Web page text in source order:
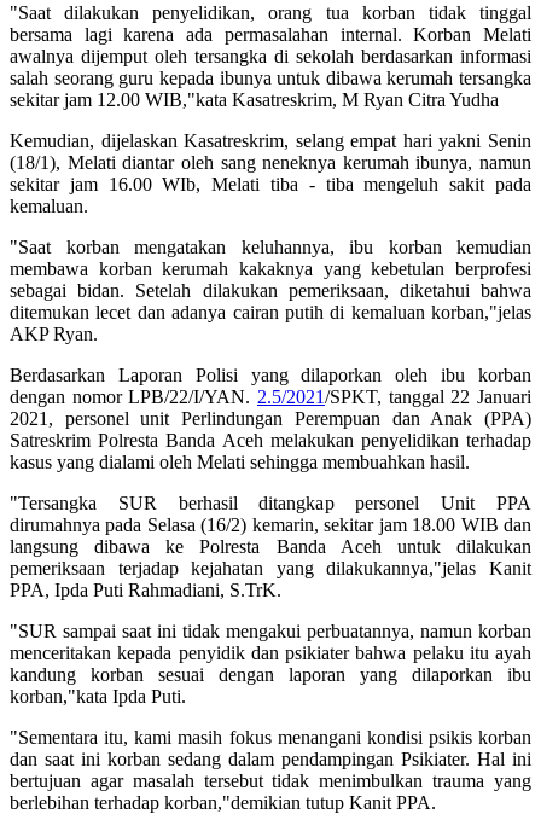
"Saat dilakukan penyelidikan, orang tua korban tidak tinggal
bersama lagi karena ada permasalahan internal. Korban Melati
awalnya dijemput oleh tersangka di sekolah berdasarkan informasi
salah seorang guru kepada ibunya untuk dibawa kerumah tersangka
sekitar jam 12.00 WIB,"kata Kasatreskrim, M Ryan Citra Yudha
Kemudian, dijelaskan Kasatreskrim, selang empat hari yakni Senin
(18/1), Melati diantar oleh sang neneknya kerumah ibunya, namun
sekitar jam 16.00 WIb, Melati tiba - tiba mengeluh sakit pada
kemaluan.
"Saat korban mengatakan keluhannya, ibu korban kemudian
membawa korban kerumah kakaknya yang kebetulan berprofesi
sebagai bidan. Setelah dilakukan pemeriksaan, diketahui bahwa
ditemukan lecet dan adanya cairan putih di kemaluan korban,"jelas
AKP Ryan.
Berdasarkan Laporan Polisi yang dilaporkan oleh ibu korban
dengan nomor LPB/22/I/YAN. 2.5/2021/SPKT, tanggal 22 Januari
2021, personel unit Perlindungan Perempuan dan Anak (PPA)
Satreskrim Polresta Banda Aceh melakukan penyelidikan terhadap
kasus yang dialami oleh Melati sehingga membuahkan hasil.
"Tersangka SUR berhasil ditangkap personel Unit PPA
dirumahnya pada Selasa (16/2) kemarin, sekitar jam 18.00 WIB dan
langsung dibawa ke Polresta Banda Aceh untuk dilakukan
pemeriksaan terjadap kejahatan yang dilakukannya,"jelas Kanit
PPA, Ipda Puti Rahmadiani, S.TrK.
"SUR sampai saat ini tidak mengakui perbuatannya, namun korban
menceritakan kepada penyidik dan psikiater bahwa pelaku itu ayah
kandung korban sesuai dengan laporan yang dilaporkan ibu
korban,"kata Ipda Puti.
"Sementara itu, kami masih fokus menangani kondisi psikis korban
dan saat ini korban sedang dalam pendampingan Psikiater. Hal ini
bertujuan agar masalah tersebut tidak menimbulkan trauma yang
berlebihan terhadap korban,"demikian tutup Kanit PPA.